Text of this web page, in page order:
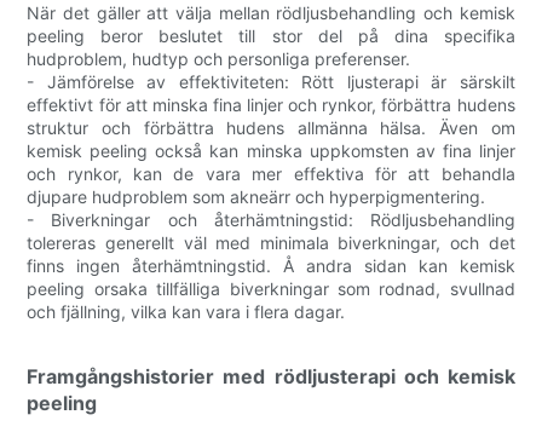
När det gäller att välja mellan rödljusbehandling och kemisk
peeling beror beslutet till stor del på dina specifika
hudproblem, hudtyp och personliga preferenser.
- Jämförelse av effektiviteten: Rött ljusterapi är särskilt
effektivt för att minska fina linjer och rynkor, förbättra hudens
struktur och förbättra hudens allmänna hälsa. Även om
kemisk peeling också kan minska uppkomsten av fina linjer
och rynkor, kan de vara mer effektiva för att behandla
djupare hudproblem som akneärr och hyperpigmentering.
- Biverkningar och återhämtningstid: Rödljusbehandling
tolereras generellt väl med minimala biverkningar, och det
finns ingen återhämtningstid. Å andra sidan kan kemisk
peeling orsaka tillfälliga biverkningar som rodnad, svullnad
och fjällning, vilka kan vara i flera dagar.
Framgångshistorier med rödljusterapi och kemisk
peeling